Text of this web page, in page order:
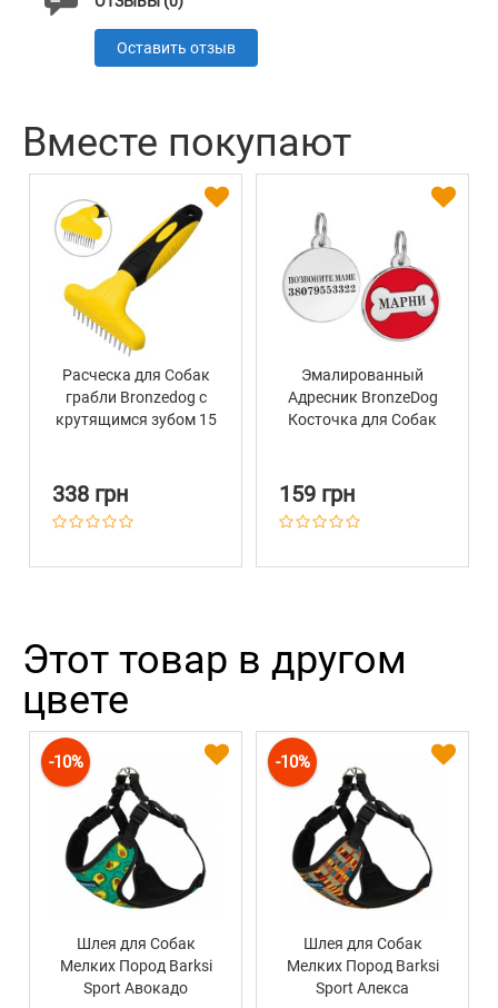
Оставить отзыв
Вместе покупают
Расческа для Собак
грабли Bronzedog с
крутящимся зубом 15
338 грн
Эмалированный
Адресник BronzeDog
Косточка для Собак
159 грн
Этот товар в другом
цвете
-10%
Шлея для Собак
Мелких Пород Barksi
Sport Авокадо
-10%
Шлея для Собак
Мелких Пород Barksi
Sport Алекса